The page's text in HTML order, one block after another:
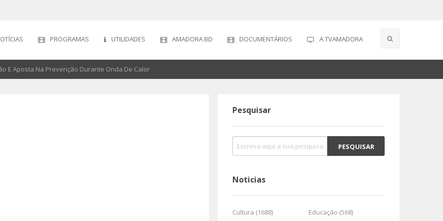
PROGRAMAS UTILIDADES AMADORA BD DOCUMENTÁRIOS A TVAMADORA
E Aposta Na Prevenção Durante Onda De Calor
Pesquisar
Noticias
Cultura (1688)
Educação (568)